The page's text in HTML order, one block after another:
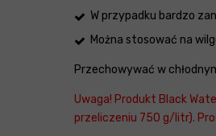
W przypadku bardzo
Można stosować na
Przechowywać w
Uwaga! Produkt Black
przeliczeniu 750 g/litr).